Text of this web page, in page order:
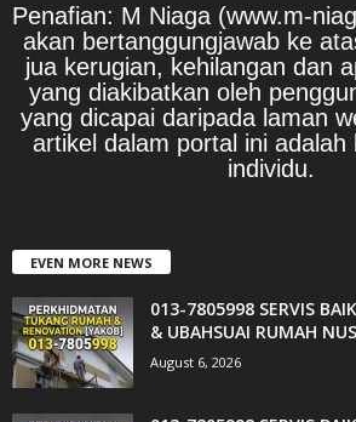
Penafian: M Niaga (www.m-
akan bertanggungjawab ke
jua kerugian, kehilangan dan
yang diakibatkan oleh
yang dicapai daripada laman
artikel dalam portal ini adalah
individu.
EVEN MORE NEWS
013-7805998 SERVIS
& UBAHSUAI RUMAH
August 6, 2026